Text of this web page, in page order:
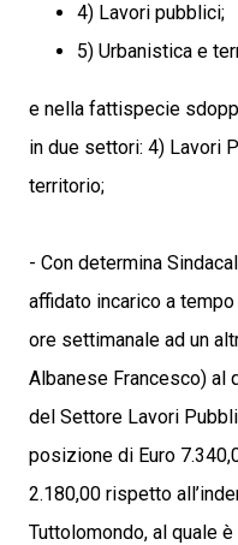
4) Lavori pubblici;
5) Urbanistica e
e nella fattispecie
in due settori: 4) Lavori
territorio;
- Con determina
affidato incarico a
ore settimanale ad un
Albanese Francesco) al
del Settore Lavori
posizione di Euro
2.180,00 rispetto
Tuttolomondo, al quale